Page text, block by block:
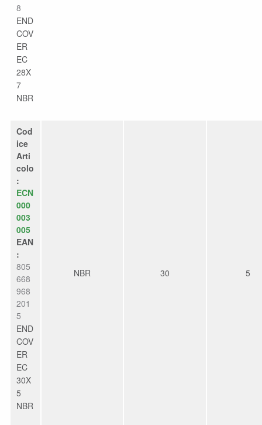
8
END
COV
ER
EC
28X
7
NBR
Cod
ice
Arti
colo
:
ECN
000
003
005
EAN
:
805
668
968
201
5
END
COV
ER
EC
30X
5
NBR
NBR 30 5